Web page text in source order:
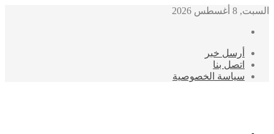
السبت, 8 أغسطس 2026
أرسل خبر
اتصل بنا
سياسة الخصوصية